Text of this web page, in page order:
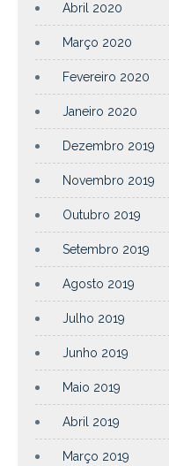
Abril 2020
Março 2020
Fevereiro 2020
Janeiro 2020
Dezembro 2019
Novembro 2019
Outubro 2019
Setembro 2019
Agosto 2019
Julho 2019
Junho 2019
Maio 2019
Abril 2019
Março 2019